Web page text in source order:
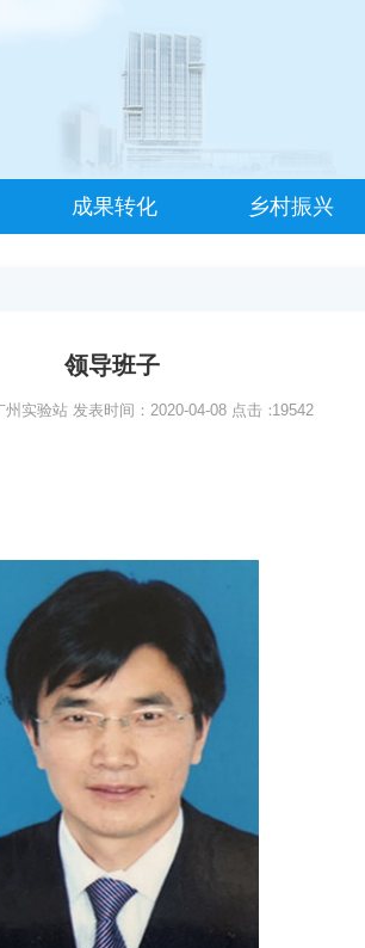
成果转化 乡村振兴
领导班子
州实验站 发表时间：2020-04-08 点击：19542